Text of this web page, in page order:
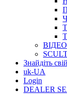
ВІДЕО
Знайдіть
uk-UA
Login
DEALER